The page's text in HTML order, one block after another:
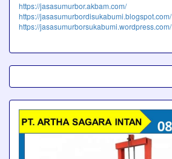
https://jasasumurbor.akbam.com/
https://jasasumurbordisukabumi.blogspot.com/
https://jasasumurborsukabumi.wordpress.com/